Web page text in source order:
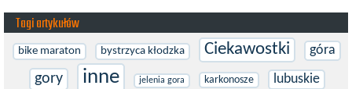
prostu oddać się grze, dać z siebie...
Tagi artykułów
bike maraton bystrzyca kłodzka Ciekawostki góra
gory inne jelenia gora karkonosze lubuskie